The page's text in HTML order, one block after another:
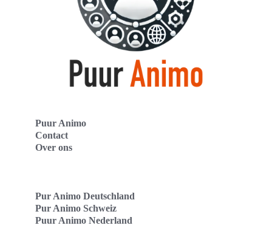
Puur Animo
Contact
Over ons
Pur Animo Deutschland
Pur Animo Schweiz
Puur Animo Nederland